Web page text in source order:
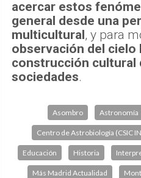
acercar estos
general desde una
multicultural, y para
observación del cielo
construcción cultural
sociedades.
Asombro Astronomía
Centro de Astrobiología (CSIC
Educación Historia
Más Madrid Actualidad